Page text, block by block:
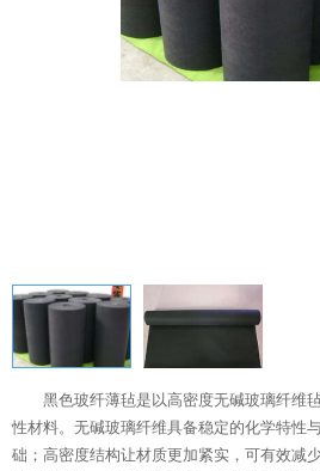
黑色玻纤薄毡是以高密度无碱玻璃纤维
性材料。无碱玻璃纤维具备稳定的化学特性
础；高密度结构让材质更加紧实，可有效减